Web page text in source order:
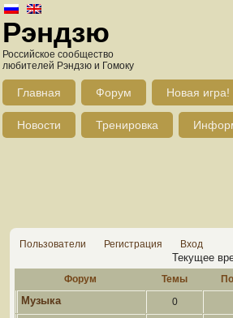
Рэндзю
Российское сообщество
любителей Рэндзю и Гомоку
Главная Форум Новая игра!
Новости Тренировка
Пользователи Регистрация Вход
Текущее
Форум Темы
Музыка 0